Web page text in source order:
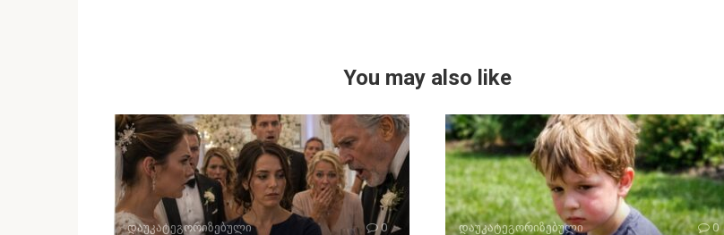
You may also like
დაუკატეგორიზებული 0 დაუკატეგორიზებული 0